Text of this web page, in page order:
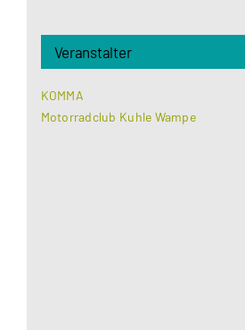
Veranstalter
KOMMA
Motorradclub Kuhle Wampe